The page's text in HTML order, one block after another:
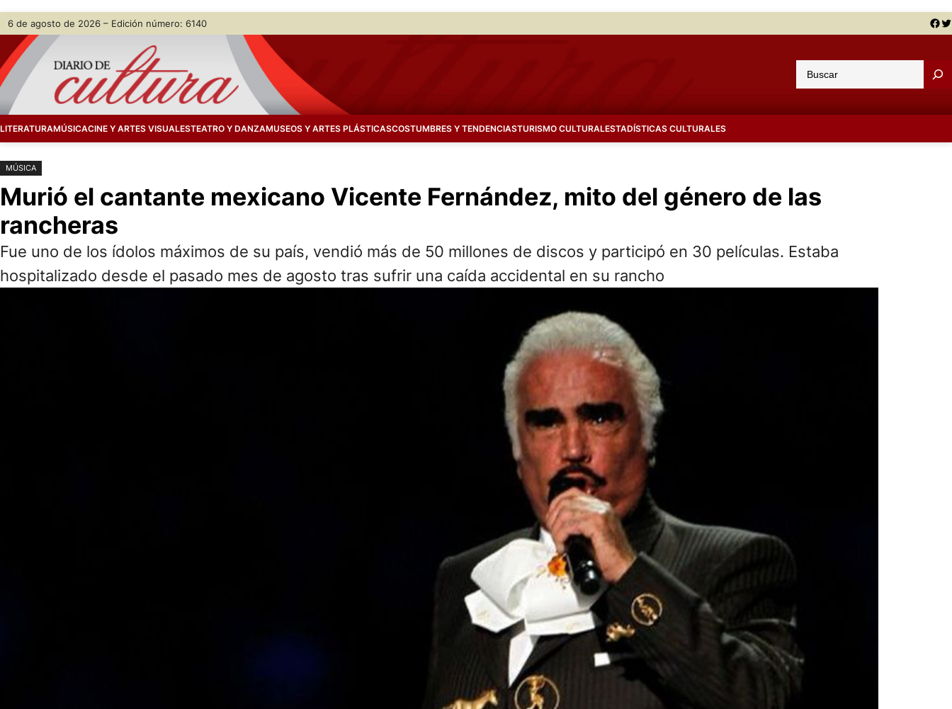
Saltar
contenido
Skip
content
6 de agosto de 2026 – Edición número: 6140 Facebook Twitter
u
a
LITERATURAMÚSICACINE Y ARTES VISUALESTEATRO Y DANZAMUSEOS Y ARTES PLÁSTICASCOSTUMBRES Y TENDENCIASTURISMO CULTURALESTADÍSTICAS CULTURALES
MÚSICA
Murió el cantante mexicano Vicente Fernández, mito del género de las
rancheras
Fue uno de los ídolos máximos de su país, vendió más de 50 millones de discos y participó en 30 películas. Estaba
hospitalizado desde el pasado mes de agosto tras sufrir una caída accidental en su rancho